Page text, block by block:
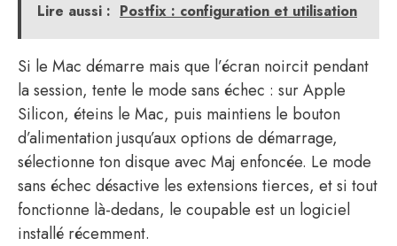
Lire aussi : Postfix : configuration et utilisation
Si le Mac démarre mais que l’écran noircit pendant
la session, tente le mode sans échec : sur Apple
Silicon, éteins le Mac, puis maintiens le bouton
d’alimentation jusqu’aux options de démarrage,
sélectionne ton disque avec Maj enfoncée. Le mode
sans échec désactive les extensions tierces, et si tout
fonctionne là-dedans, le coupable est un logiciel
installé récemment.